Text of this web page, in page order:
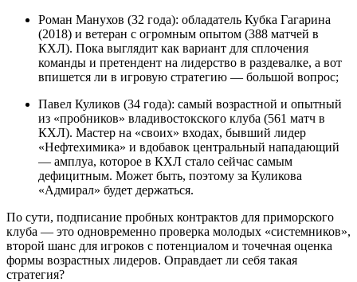
Роман Манухов (32 года): обладатель Кубка Гагарина
(2018) и ветеран с огромным опытом (388 матчей в
КХЛ). Пока выглядит как вариант для сплочения
команды и претендент на лидерство в раздевалке, а вот
впишется ли в игровую стратегию — большой вопрос;
Павел Куликов (34 года): самый возрастной и опытный
из «пробников» владивостокского клуба (561 матч в
КХЛ). Мастер на «своих» входах, бывший лидер
«Нефтехимика» и вдобавок центральный нападающий
— амплуа, которое в КХЛ стало сейчас самым
дефицитным. Может быть, поэтому за Куликова
«Адмирал» будет держаться.
По сути, подписание пробных контрактов для приморского
клуба — это одновременно проверка молодых «системников»,
второй шанс для игроков с потенциалом и точечная оценка
формы возрастных лидеров. Оправдает ли себя такая
стратегия?